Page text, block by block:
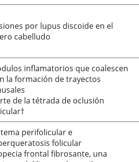
por lupus discoide en el
cabelludo
inflamatorios que coalescen
la formación de trayectos
de la tétrada de oclusión
perifolicular e
folicular
frontal fibrosante, una